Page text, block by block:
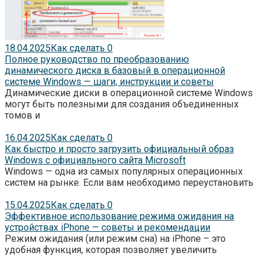
18.04.2025Как сделать 0
Полное руководство по преобразованию
динамического диска в базовый в операционной
системе Windows — шаги, инструкции и советы
Динамические диски в операционной системе Windows
могут быть полезными для создания объединенных
томов и
16.04.2025Как сделать 0
Как быстро и просто загрузить официальный образ
Windows с официального сайта Microsoft
Windows — одна из самых популярных операционных
систем на рынке. Если вам необходимо переустановить
15.04.2025Как сделать 0
Эффективное использование режима ожидания на
устройствах iPhone — советы и рекомендации
Режим ожидания (или режим сна) на iPhone – это
удобная функция, которая позволяет увеличить